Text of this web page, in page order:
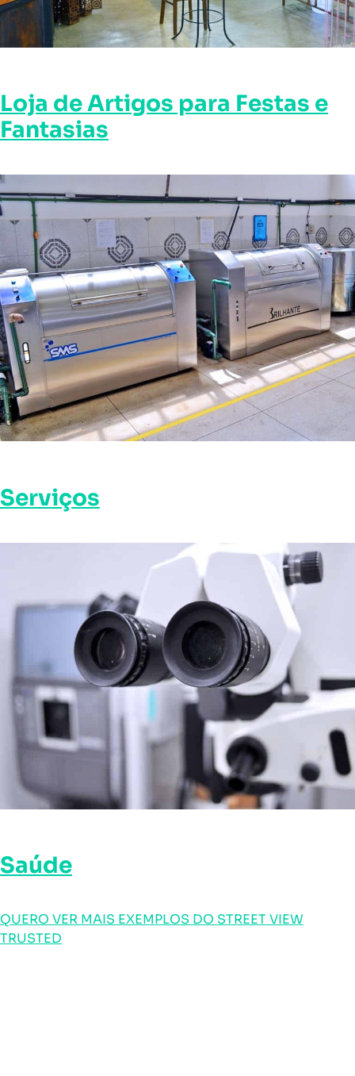
Loja de Artigos para Festas e
Fantasias
Serviços
Saúde
QUERO VER MAIS EXEMPLOS DO STREET VIEW
TRUSTED